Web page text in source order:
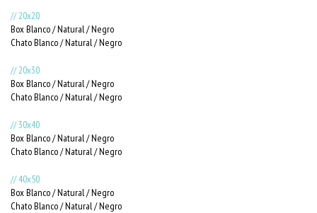
// 20x20
Box Blanco / Natural / Negro
Chato Blanco / Natural / Negro
// 20x30
Box Blanco / Natural / Negro
Chato Blanco / Natural / Negro
// 30x40
Box Blanco / Natural / Negro
Chato Blanco / Natural / Negro
// 40x50
Box Blanco / Natural / Negro
Chato Blanco / Natural / Negro